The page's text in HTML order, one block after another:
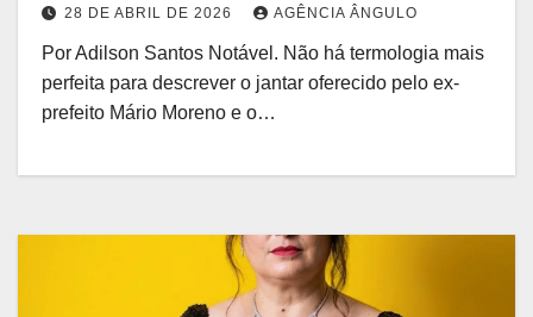
28 DE ABRIL DE 2026 AGÊNCIA ÂNGULO
Por Adilson Santos Notável. Não há termologia mais
perfeita para descrever o jantar oferecido pelo ex-
prefeito Mário Moreno e o…